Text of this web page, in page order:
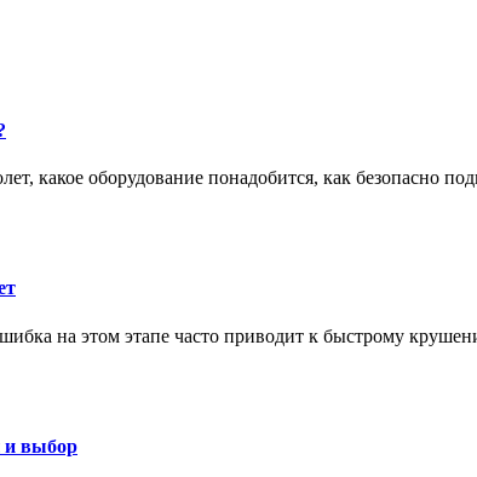
какое оборудование понадобится, как безопасно
на этом этапе часто приводит к быстрому
и выбор